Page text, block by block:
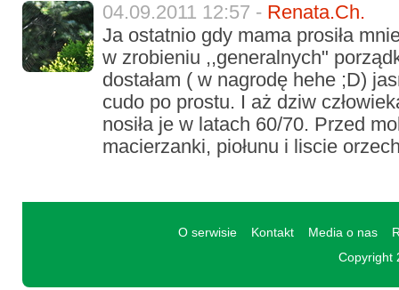
04.09.2011 12:57 - Renata.Ch.
Ja ostatnio gdy mama prosiła
w zrobieniu ,,generalnych"
dostałam ( w nagrodę hehe ;D)
cudo po prostu. I aż dziw
nosiła je w latach 60/70. Przed
macierzanki, piołunu i liscie
O serwisie Kontakt Media o nas
Copyright